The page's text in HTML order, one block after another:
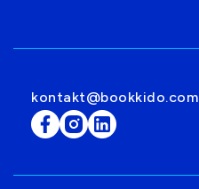
kontakt@bookkido.com